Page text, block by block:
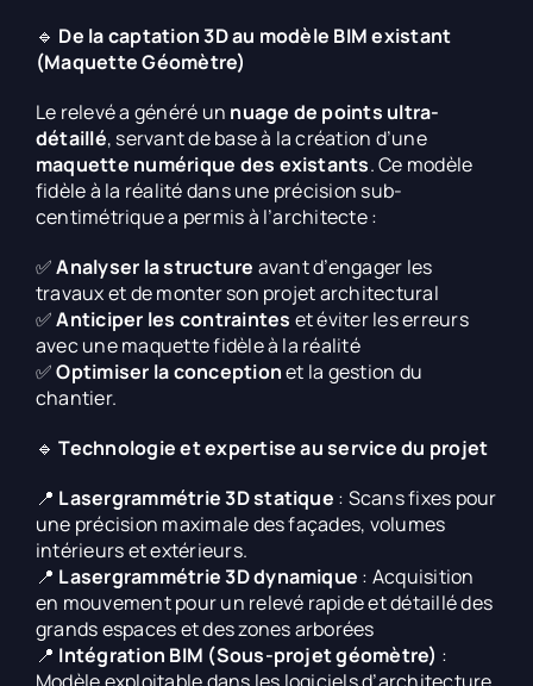
🔹 De la captation 3D au modèle BIM existant
(Maquette Géomètre)
Le relevé a généré un nuage de points ultra-
détaillé, servant de base à la création d’une
maquette numérique des existants. Ce modèle
fidèle à la réalité dans une précision sub-
centimétrique a permis à l’architecte :
✅Analyser la structure avant d’engager les
travaux et de monter son projet architectural
✅Anticiper les contraintes et éviter les erreurs
avec une maquette fidèle à la réalité
✅Optimiser la conceptionet la gestion du
chantier.
🔹Technologie et expertise au service du projet
📍 Lasergrammétrie 3D statique : Scans fixes pour
une précision maximale des façades, volumes
intérieurs et extérieurs.
📍 Lasergrammétrie 3D dynamique : Acquisition
en mouvement pour un relevé rapide et détaillé des
grands espaces et des zones arborées
📍 Intégration BIM (Sous-projet géomètre) :